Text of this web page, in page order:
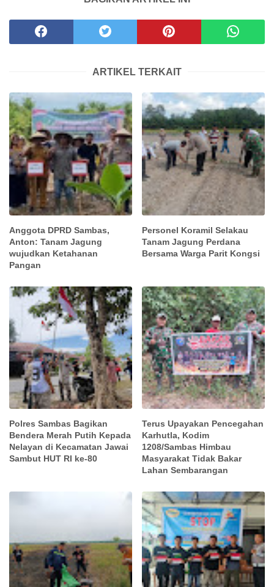
ARTIKEL TERKAIT
Anggota DPRD Sambas,
Anton: Tanam Jagung
wujudkan Ketahanan
Pangan
Personel Koramil Selakau
Tanam Jagung Perdana
Bersama Warga Parit Kongsi
Polres Sambas Bagikan
Bendera Merah Putih Kepada
Nelayan di Kecamatan Jawai
Sambut HUT RI ke-80
Terus Upayakan Pencegahan
Karhutla, Kodim
1208/Sambas Himbau
Masyarakat Tidak Bakar
Lahan Sembarangan